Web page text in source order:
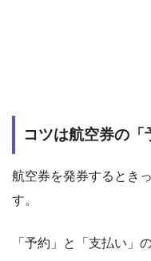
コツは航空券の「
航空券を発券するとき
す。
「予約」と「支払い」